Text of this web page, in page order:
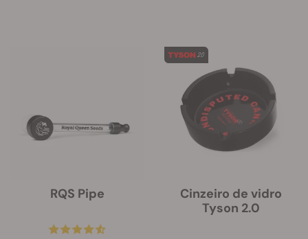
RQS Pipe
Cinzeiro de vidro
Tyson 2.0